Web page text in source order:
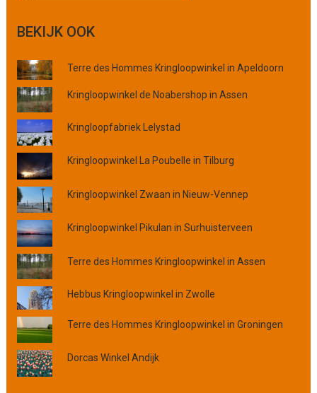
k
p
p
l
a
t
s
,
p
r
o
v
i
n
c
i
e
o
f
o
BEKIJK OOK
Terre des Hommes Kringloopwinkel in Apeldoorn
Kringloopwinkel de Noabershop in Assen
Kringloopfabriek Lelystad
Kringloopwinkel La Poubelle in Tilburg
Kringloopwinkel Zwaan in Nieuw-Vennep
Kringloopwinkel Pikulan in Surhuisterveen
Terre des Hommes Kringloopwinkel in Assen
Hebbus Kringloopwinkel in Zwolle
Terre des Hommes Kringloopwinkel in Groningen
Dorcas Winkel Andijk